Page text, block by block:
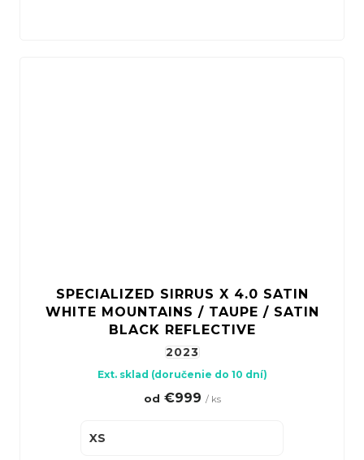
SPECIALIZED SIRRUS X 4.0 SATIN
WHITE MOUNTAINS / TAUPE / SATIN
BLACK REFLECTIVE
2023
Ext. sklad (doručenie do 10 dní)
od €999 / ks
XS